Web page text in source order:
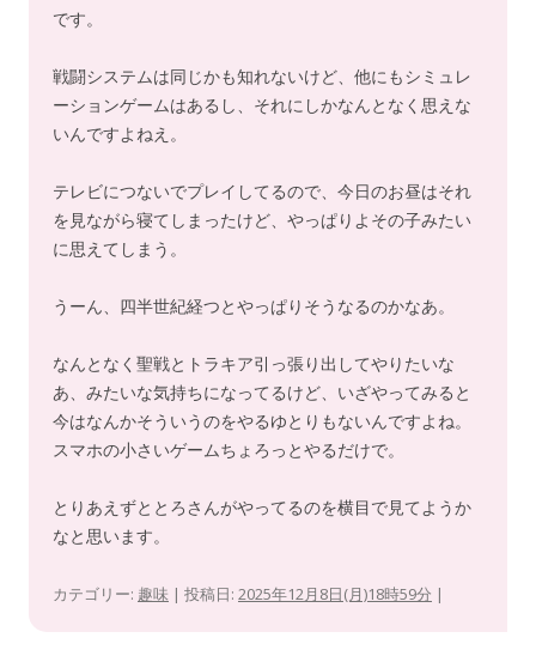
です。
戦闘システムは同じかも知れないけど、他にもシミュレ
ーションゲームはあるし、それにしかなんとなく思えな
いんですよねえ。
テレビにつないでプレイしてるので、今日のお昼はそれ
を見ながら寝てしまったけど、やっぱりよその子みたい
に思えてしまう。
うーん、四半世紀経つとやっぱりそうなるのかなあ。
なんとなく聖戦とトラキア引っ張り出してやりたいな
あ、みたいな気持ちになってるけど、いざやってみると
今はなんかそういうのをやるゆとりもないんですよね。
スマホの小さいゲームちょろっとやるだけで。
とりあえずととろさんがやってるのを横目で見てようか
なと思います。
カテゴリー: 趣味 | 投稿日: 2025年12月8日(月)18時59分 |